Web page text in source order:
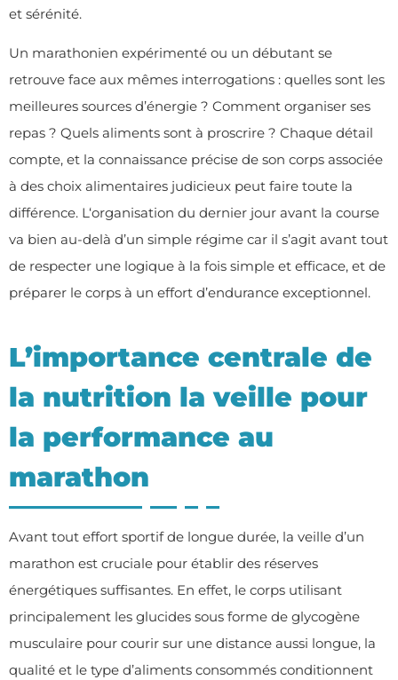
et sérénité.
Un marathonien expérimenté ou un débutant se
retrouve face aux mêmes interrogations : quelles sont les
meilleures sources d’énergie ? Comment organiser ses
repas ? Quels aliments sont à proscrire ? Chaque détail
compte, et la connaissance précise de son corps associée
à des choix alimentaires judicieux peut faire toute la
différence. L‘organisation du dernier jour avant la course
va bien au-delà d’un simple régime car il s’agit avant tout
de respecter une logique à la fois simple et efficace, et de
préparer le corps à un effort d’endurance exceptionnel.
L’importance centrale de
la nutrition la veille pour
la performance au
marathon
Avant tout effort sportif de longue durée, la veille d’un
marathon est cruciale pour établir des réserves
énergétiques suffisantes. En effet, le corps utilisant
principalement les glucides sous forme de glycogène
musculaire pour courir sur une distance aussi longue, la
qualité et le type d’aliments consommés conditionnent